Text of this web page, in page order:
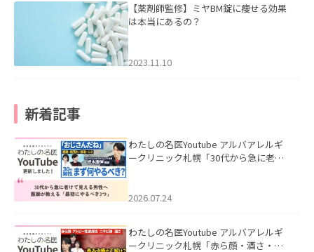
【薬剤師監修】ミヤBM錠に痩せる効果
は本当にあるの？
2023.11.10
新着記事
わたしの名医Youtube アルバアレルギ
ークリニック札幌「30代から急に老け
た。
2026.07.24
わたしの名医Youtube アルバアレルギ
ークリニック札幌「赤ら顔・酒さ・ニ